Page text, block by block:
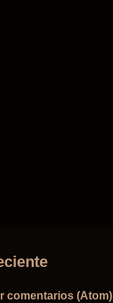
comentarios (Atom)